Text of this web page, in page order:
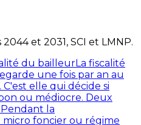
et 2031, SCI et LMNP.
du bailleurLa fiscalité
une fois par an au
elle qui décide si
ou médiocre. Deux
Pendant la
micro foncier ou régime